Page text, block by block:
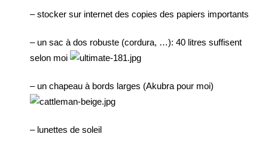
– stocker sur internet des copies des papiers importants
– un sac à dos robuste (cordura, …): 40 litres suffisent
selon moi
– un chapeau à bords larges (Akubra pour moi)
– lunettes de soleil